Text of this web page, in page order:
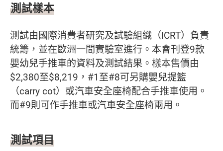
測試樣本
測試由國際消費者研究及試驗組織（ICRT）負責
統籌，並在歐洲一間實驗室進行。本會刊登9款
嬰幼兒手推車的資料及測試結果。樣本售價由
$2,380至$8,219，#1至#8可另購嬰兒提籃
（carry cot）或汽車安全座椅配合手推車使用。
而#9則可作手推車或汽車安全座椅兩用。
測試項目